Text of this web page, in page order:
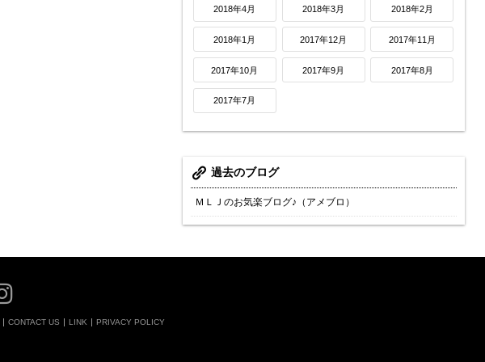
2018年4月 2018年3月 2018年2月
2018年1月 2017年12月 2017年11月
2017年10月 2017年9月 2017年8月
2017年7月
過去のブログ
ＭＬＪのお気楽ブログ♪（アメブロ）
CONTACT US LINK
PRIVACY POLICY